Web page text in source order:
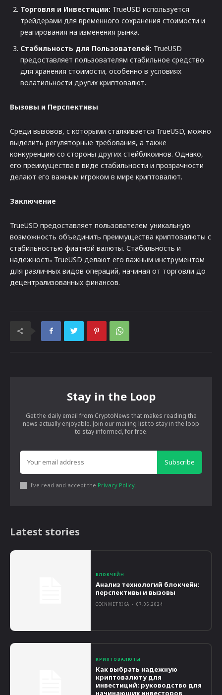
Торговля и Инвестиции: TrueUSD используется
трейдерами для временного сохранения стоимости и
реагирования на изменения рынка.
Стабильность для Пользователей: TrueUSD
предоставляет пользователям стабильное средство
для хранения стоимости, особенно в условиях
волатильности других криптовалют.
Вызовы и Перспективы
Среди вызовов, с которыми сталкивается TrueUSD, можно
выделить регуляторные требования, а также
конкуренцию со стороны других стейблкоинов. Однако,
его преимущества в виде стабильности и прозрачности
делают его важным игроком в мире криптовалют.
Заключение
TrueUSD предоставляет пользователем уникальную
возможность объединить преимущества криптовалюты с
стабильностью фиатной валюты. Стабильность и
надежность TrueUSD делают его важным инструментом
для различных видов операций, начиная от торговли до
децентрализованных финансов.
Stay in the Loop
Get the daily email from CryptoNews that makes reading the
news actually enjoyable. Join our mailing list to stay in the loop
to stay informed, for free.
Subscribe
I've read and accept the Privacy Policy
Latest stories
БЛОКЧЕЙН
Анализ технологий блокчейн:
перспективы и вызовы
COINMETRIKA - 07.05.2024
КРИПТОВАЛЮТЫ
Как выбрать надежную
криптовалюту для
инвестиций: руководство для
начинающих инвесторов